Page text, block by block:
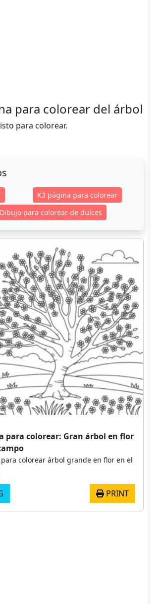
para colorear del árbol
para colorear.
K3 página para colorear
Dibujo para colorear de dulces
para colorear: Gran árbol en flor
para colorear árbol grande en flor en el
PRINT